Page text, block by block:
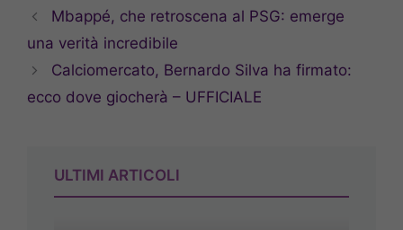
Mbappé, che retroscena al PSG: emerge
una verità incredibile
Calciomercato, Bernardo Silva ha firmato:
ecco dove giocherà – UFFICIALE
ULTIMI ARTICOLI